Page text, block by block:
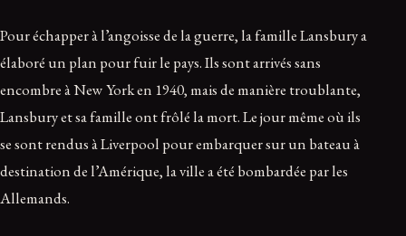
Pour échapper à l’angoisse de la guerre, la famille Lansbury a
élaboré un plan pour fuir le pays. Ils sont arrivés sans
encombre à New York en 1940, mais de manière troublante,
Lansbury et sa famille ont frôlé la mort. Le jour même où ils
se sont rendus à Liverpool pour embarquer sur un bateau à
destination de l’Amérique, la ville a été bombardée par les
Allemands.